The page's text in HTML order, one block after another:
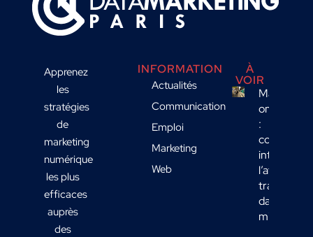
Apprenez
les
stratégies
de
marketing
numérique
les plus
efficaces
auprès
des
INFORMATION
Actualités
Communication
Emploi
Marketing
Web
À
VOIR
Marketing
omnicanal
:
comment
intégrer
l’affichage
transport
dans votre
mix média